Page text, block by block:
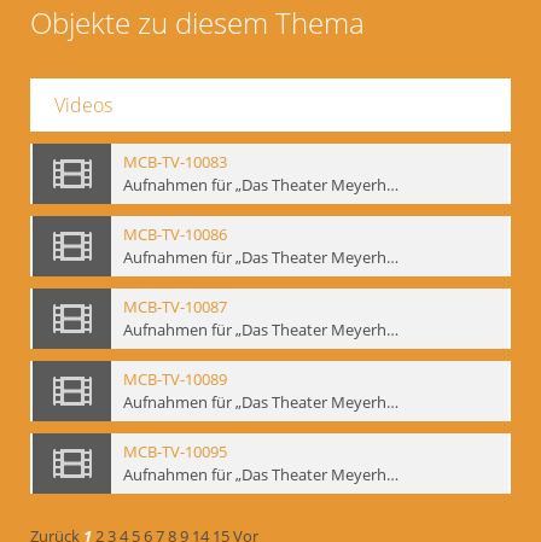
Objekte zu diesem Thema
Videos
MCB-TV-10083
Aufnahmen für „Das Theater Meyerholds und die Biomechanik“ (1). Demonstration der Etüde „Die Ohrfeige“ in verschiedenen Variationen, Ausschnitt 1 - Interne Signatur: BM-vid-1_A1
MCB-TV-10086
Aufnahmen für „Das Theater Meyerholds und die Biomechanik“ (2). Demonstration der Etüde „Die Ohrfeige“ in verschiedenen Variationen, Ausschnitt 1 - Interne Signatur: BM-vid-2_A1
MCB-TV-10087
Aufnahmen für „Das Theater Meyerholds und die Biomechanik“ (2). Demonstration der Etüde „Die Ohrfeige“ in verschiedenen Variationen, Ausschnitt 2 - Interne Signatur: BM-vid-2_A2
MCB-TV-10089
Aufnahmen für „Das Theater Meyerholds und die Biomechanik“ (3). Etüde „Der Dolchstoß“, Ausschnitt 1 - Interne Signatur: BM-vid-3_A1
MCB-TV-10095
Aufnahmen für „Das Theater Meyerholds und die Biomechanik“ (6). Biomechanische Grundelemente und szenische Umsetzung, Ausschnitt 1 - Interne Signatur: BM-vid-6_A1
Zurück 1234 56789 14 15Vor